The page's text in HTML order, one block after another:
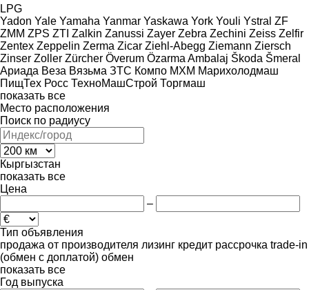
LPG
Yadon Yale Yamaha Yanmar Yaskawa York Youli Ystral ZF
ZMM ZPS ZTI Zalkin Zanussi Zayer Zebra Zechini Zeiss Zelfir
Zentex Zeppelin Zerma Zicar Ziehl-Abegg Ziemann Ziersch
Zinser Zoller Zürcher Överum Özarma Ambalaj Škoda Šmeral
Ариада Веза Вязьма ЗТС Компо МХМ Марихолодмаш
ПищТех Росс ТехноМашСтрой Торгмаш
показать все
Место расположения
Поиск по радиусу
Кыргызстан
показать все
Цена
–
Тип объявления
продажа от производителя лизинг кредит рассрочка trade-in
(обмен с доплатой) обмен
показать все
Год выпуска